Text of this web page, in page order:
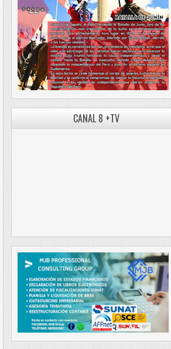
CANAL 8 +TV